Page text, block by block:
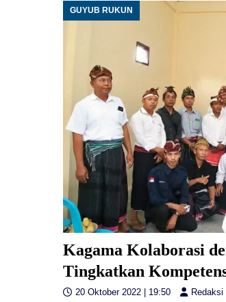
GUYUB RUKUN
Kagama Kolaborasi
Tingkatkan
20 Oktober 2022 | 19:50 Redaksi